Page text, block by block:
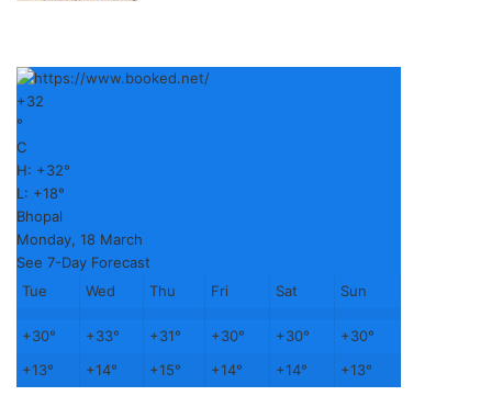
+32
°
C
H: +32°
L: +18°
Bhopal
Monday, 18 March
See 7-Day Forecast
Tue
Wed Thu Fri Sat Sun
+30° +33° +31° +30° +30° +30°
+13° +14° +15° +14° +14° +13°